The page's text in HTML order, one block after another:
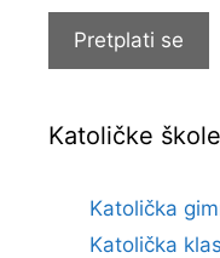
Pretplati se
Katoličke
Katolička
Katolička